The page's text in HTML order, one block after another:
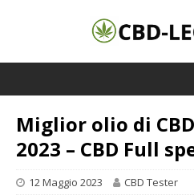
Miglior olio di
2023 – CBD Full
12 Maggio 2023 CBD Tester